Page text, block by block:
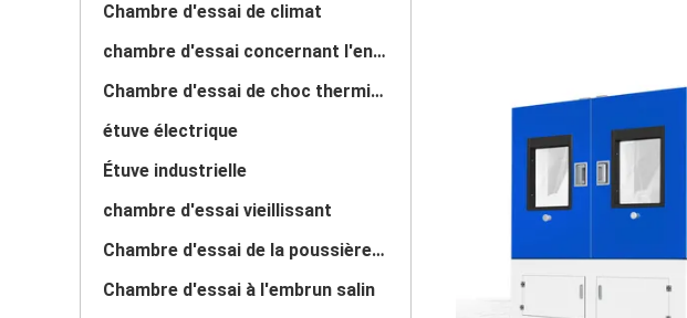
Chambre d'essai de climat
chambre d'essai concernant l'environnement
Chambre d'essai de choc thermique
étuve électrique
Étuve industrielle
chambre d'essai vieillissant
Chambre d'essai de la poussière de sable
Chambre d'essai à l'embrun salin